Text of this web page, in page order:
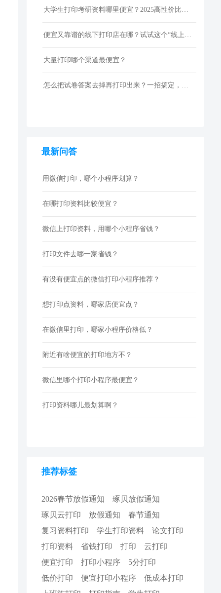
大学生打印考研资料哪里便宜？2025高性价比网上打印平台推荐
便宜又靠谱的线下打印店在哪？试试这个“线上打印”新选择！
大量打印哪个渠道最便宜？
怎么把试卷答案去掉再打印出来？一招搞定，还省下打印费！
最新问答
用微信打印，哪个小程序划算？
在哪打印资料比较便宜？
微信上打印资料，用哪个小程序省钱？
打印文件去哪一家省钱？
有没有便宜点的微信打印小程序推荐？
想打印点资料，哪家店便宜点？
在微信里打印，哪家小程序价格低？
附近有啥便宜的打印地方不？
微信里哪个打印小程序最便宜？
打印资料哪儿最划算啊？
推荐标签
2026春节放假通知
琢贝放假通知
琢贝云打印
放假通知
春节通知
复习资料打印
学生打印资料
论文打印
打印资料
省钱打印 打印
云打印
便宜打印
打印小程序
5分打印
低价打印
便宜打印小程序
低成本打印